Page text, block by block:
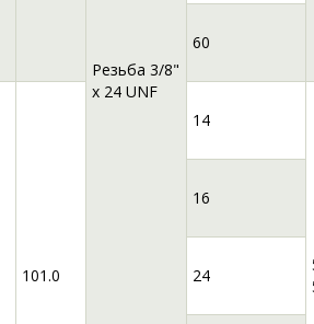
Резьба 3/8"
x 24 UNF
60
101.0
14
16
24